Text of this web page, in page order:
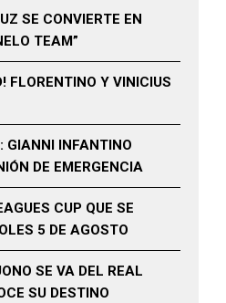
SE CONVIERTE EN
TEAM”
FLORENTINO Y VINICIUS
GIANNI INFANTINO
DE EMERGENCIA
CUP QUE SE
5 DE AGOSTO
SE VA DEL REAL
SU DESTINO